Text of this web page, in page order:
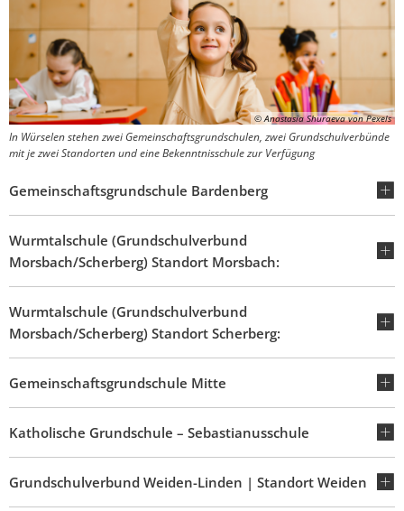
© Anastasia Shuraeva von Pexels
In Würselen stehen zwei Gemeinschaftsgrundschulen, zwei Grundschulverbünde
mit je zwei Standorten und eine Bekenntnisschule zur Verfügung
Gemeinschaftsgrundschule Bardenberg
Wurmtalschule (Grundschulverbund
Morsbach/Scherberg) Standort Morsbach:
Wurmtalschule (Grundschulverbund
Morsbach/Scherberg) Standort Scherberg:
Gemeinschaftsgrundschule Mitte
Katholische Grundschule – Sebastianusschule
Grundschulverbund Weiden-Linden | Standort Weiden